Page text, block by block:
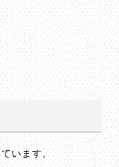
います。